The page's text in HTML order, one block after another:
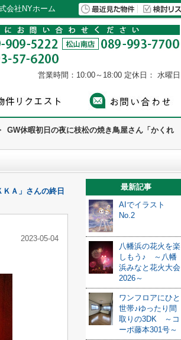
会社NYホーム
営業時間：10:00～18:00 定休日： 水曜日
GW休暇初日の夜に枝松の焼き鳥屋さん「かくれ
Ａ」さんの終日
2023-05-04
最新記事
AIでイラスト
No.2
八幡浜の花火を楽
しもう♪ ～八幡
浜みなと花火大会
2026～
ワンフロアにひと
世帯♪ゆったり間
取りの3DK ～コ
ーポ藤本301号～